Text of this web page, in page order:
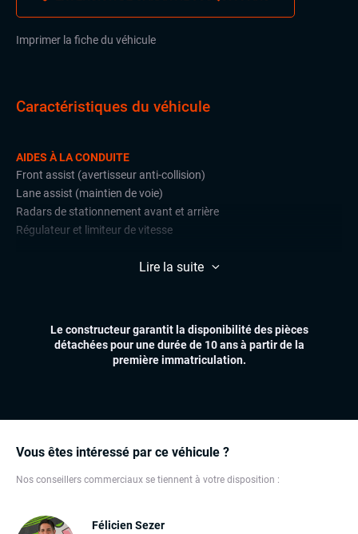
Imprimer la fiche du véhicule
Vous êtes intéressé par ce véhicule ?
Nos conseillers commerciaux se tiennent à votre disposition :
Félicien Sezer
Caractéristiques du véhicule
AIDES À LA CONDUITE
Front assist (avertisseur anti-collision)
Lane assist (maintien de voie)
Radars de stationnement avant et arrière
Régulateur et limiteur de vitesse
Feux automatiques
Dynamic Select, Drive Select (sélection du mode de conduite)
GPS
Ordinateur de bord
Lire la suite
Le constructeur garantit la disponibilité des pièces
détachées pour une durée de 10 ans à partir de la
première immatriculation.